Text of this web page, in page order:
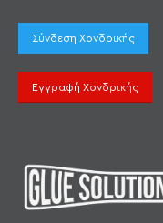
Σύνδεση Χονδρικής
Εγγραφή Χονδρικής